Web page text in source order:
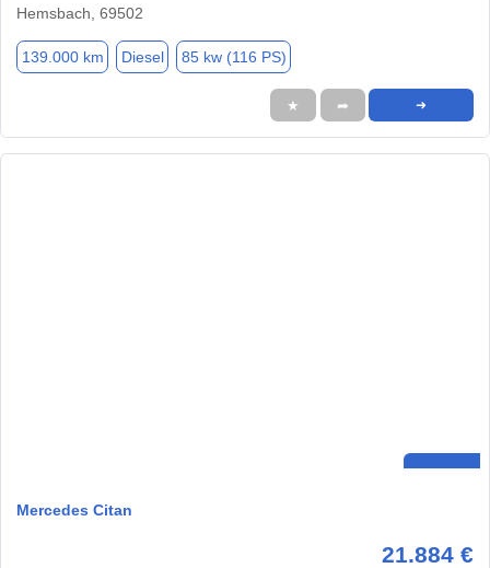
Hemsbach, 69502
139.000 km Diesel 85 kw (116 PS)
★ ➦ ➜
Mercedes Citan
21.884 €